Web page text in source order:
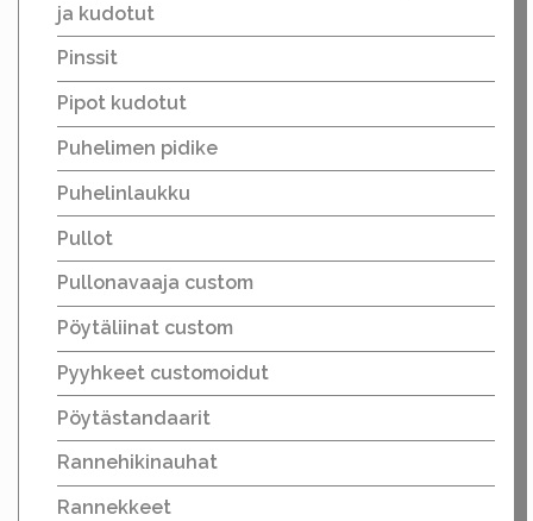
ja kudotut
Pinssit
Pipot kudotut
Puhelimen pidike
Puhelinlaukku
Pullot
Pullonavaaja custom
Pöytäliinat custom
Pyyhkeet customoidut
Pöytästandaarit
Rannehikinauhat
Rannekkeet